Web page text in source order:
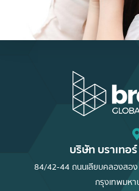
บริษัท บราเทอ
84/42-44 ถนนเลียบคลองสอ
กรุงเทพมห